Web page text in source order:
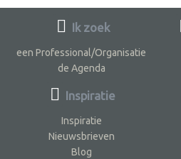
Ik zoek
een Professional/Organisatie
de Agenda
Inspiratie
Inspiratie
Nieuwsbrieven
Blog